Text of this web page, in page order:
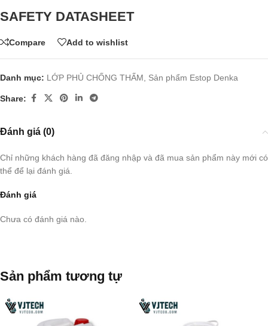
SAFETY DATASHEET
Compare Add to wishlist
Danh mục: LỚP PHỦ CHỐNG THẤM, Sản phẩm Estop Denka
Share:
Đánh giá (0)
Đánh giá
Chưa có đánh giá nào.
Chỉ những khách hàng đã đăng nhập và đã mua sản phẩm này mới có
thể để lại đánh giá.
Sản phẩm tương tự